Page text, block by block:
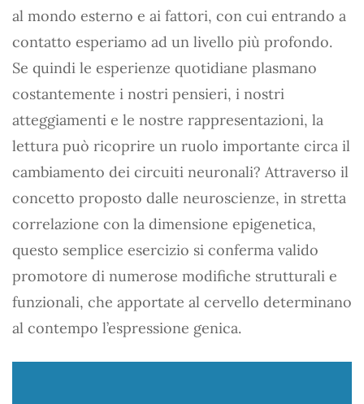
al mondo esterno e ai fattori, con cui entrando a
contatto esperiamo ad un livello più profondo.
Se quindi le esperienze quotidiane plasmano
costantemente i nostri pensieri, i nostri
atteggiamenti e le nostre rappresentazioni, la
lettura può ricoprire un ruolo importante circa il
cambiamento dei circuiti neuronali? Attraverso il
concetto proposto dalle neuroscienze, in stretta
correlazione con la dimensione epigenetica,
questo semplice esercizio si conferma valido
promotore di numerose modifiche strutturali e
funzionali, che apportate al cervello determinano
al contempo l’espressione genica.